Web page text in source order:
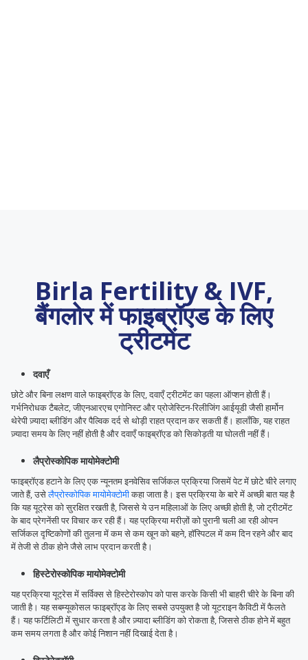
Birla Fertility & IVF,
बैंगलोर में फाइब्रॉएड के लिए
ट्रीटमेंट
दवाएँ
छोटे और बिना लक्षण वाले फाइब्रॉएड के लिए, दवाएँ ट्रीटमेंट का पहला ऑप्शन होती हैं।
गर्भनिरोधक टैबलेट, जीएनआरएच एगोनिस्ट और प्रोजेस्टिन-रिलीजिंग आईयूडी जैसी हार्मोन
थेरेपी ज़्यादा ब्लीडिंग और पैल्विक दर्द से थोड़ी राहत प्रदान कर सकती हैं। हालाँकि, यह राहत
ज़्यादा समय के लिए नहीं होती है और दवाएँ फाइब्रॉएड को सिकोड़ती या घोलती नहीं हैं।
लैप्रोस्कोपिक मायोमेक्टोमी
फाइब्रॉएड हटाने के लिए एक न्यूनतम इनवेसिव सर्जिकल प्रक्रिया जिसमें पेट में छोटे चीरे लगाए
जाते हैं, उसेलैप्रोस्कोपिक मायोमेक्टोमीकहा जाता है। इस प्रक्रिया के बारे में अच्छी बात यह है
कि यह यूट्रेस को सुरक्षित रखती है, जिससे ये उन महिलाओं के लिए अच्छी होती है, जो ट्रीटमेंट
के बाद प्रेगनेंसी पर विचार कर रही हैं। यह प्रक्रिया मरीज़ों को पुरानी चली आ रही ओपन
सर्जिकल दृष्टिकोणों की तुलना में कम से कम खून को बहने, हॉस्पिटल में कम दिन रहने और बाद
में तेजी से ठीक होने जैसे लाभ प्रदान करती है।
हिस्टेरोस्कोपिक मायोमेक्टोमी
यह प्रक्रिया यूट्रेस में सर्विक्स से हिस्टेरोस्कोप को पास करके किसी भी बाहरी चीरे के बिना की
जाती है। यह सबम्यूकोसल फाइब्रॉएड के लिए सबसे उपयुक्त है जो यूटराइन कैविटी में फैलते
हैं। यह फर्टिलिटी में सुधार करता है और ज़्यादा ब्लीडिंग को रोकता है, जिससे ठीक होने में बहुत
कम समय लगता है और कोई निशान नहीं दिखाई देता है।